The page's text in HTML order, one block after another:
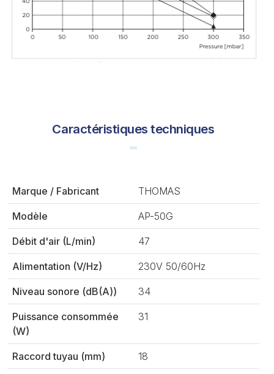
Caractéristiques techniques
Marque / Fabricant THOMAS
Modèle AP-50G
Débit d'air (L/min) 47
Alimentation (V/Hz) 230V 50/60Hz
Niveau sonore (dB(A)) 34
Puissance consommée
(W)
31
Raccord tuyau (mm) 18